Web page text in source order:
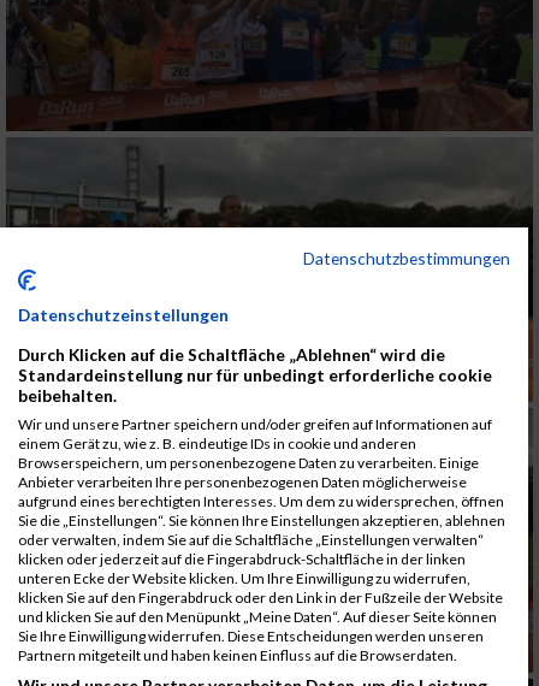
Datenschutzbestimmungen
Datenschutzeinstellungen
Durch Klicken auf die Schaltfläche „Ablehnen“ wird die
Standardeinstellung nur für unbedingt erforderliche cookie
beibehalten.
Wir und unsere Partner speichern und/oder greifen auf Informationen auf
einem Gerät zu, wie z. B. eindeutige IDs in cookie und anderen
Browserspeichern, um personenbezogene Daten zu verarbeiten. Einige
Anbieter verarbeiten Ihre personenbezogenen Daten möglicherweise
aufgrund eines berechtigten Interesses. Um dem zu widersprechen, öffnen
Sie die „Einstellungen“. Sie können Ihre Einstellungen akzeptieren, ablehnen
oder verwalten, indem Sie auf die Schaltfläche „Einstellungen verwalten“
klicken oder jederzeit auf die Fingerabdruck-Schaltfläche in der linken
unteren Ecke der Website klicken. Um Ihre Einwilligung zu widerrufen,
klicken Sie auf den Fingerabdruck oder den Link in der Fußzeile der Website
und klicken Sie auf den Menüpunkt „Meine Daten“. Auf dieser Seite können
Sie Ihre Einwilligung widerrufen. Diese Entscheidungen werden unseren
Partnern mitgeteilt und haben keinen Einfluss auf die Browserdaten.